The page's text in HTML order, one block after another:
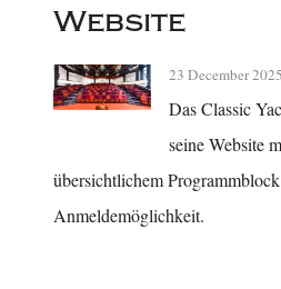
Website
23 December 2025
Das Classic
seine Website
übersichtlichem
Anmeldemöglichkeit.